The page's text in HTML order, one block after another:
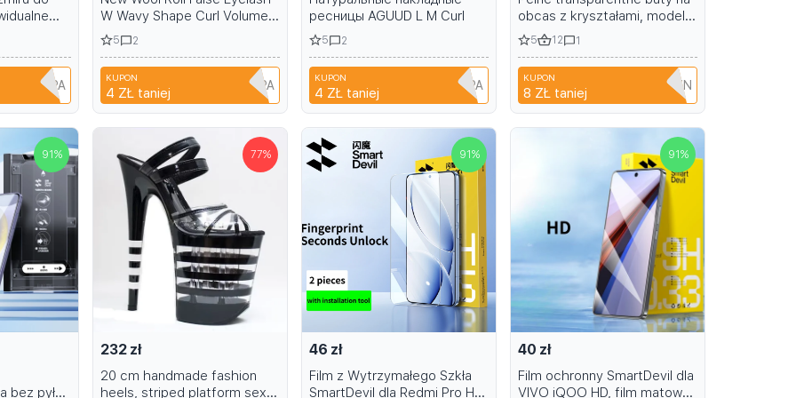
W Wavy Shape Curl Volume
Eyelash Extension Fluffy Soft
Full DIY 3D 5D Cat Eye Lash
Extension
5 2
KUPON
4 ZŁ taniej A6R1B6EH1PPA
ресницы AGUUD L M Curl
5 2
KUPON
4 ZŁ taniej A6R1B6EH1PPA
obcas z kryształami, model
gwiazdy, sandały na scenę,
letnie banquety 15-17cm
5 12 1
KUPON
8 ZŁ taniej T9TRTFBTWTZN
91 %
bez pyłu
77%
232 zł
20 cm handmade fashion
heels, striped platform sexy
91 %
46 zł
Film z Wytrzymałego Szkła
SmartDevil dla Redmi Pro HD
91 %
40 zł
Film ochronny SmartDevil dla
VIVO iQOO HD, film matowy,